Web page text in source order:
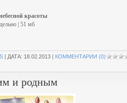
красоты
| 51 мб
| ДАТА: 18.02.2013 | КОММЕНТАРИИ (0)
и родным